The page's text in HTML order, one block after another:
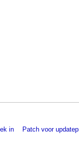
in
Patch voor